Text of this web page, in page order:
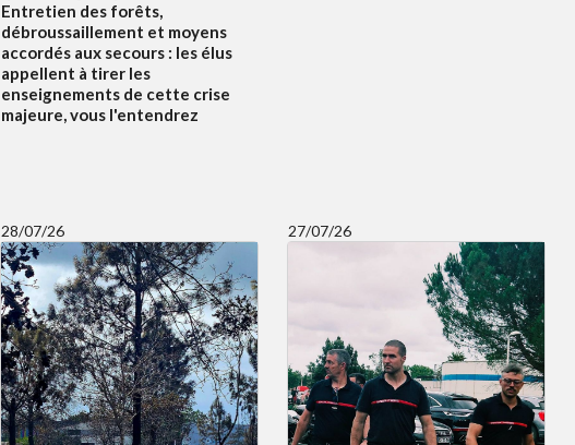
Entretien des forêts,
débroussaillement et moyens
accordés aux secours : les élus
appellent à tirer les
enseignements de cette crise
majeure, vous l'entendrez
28/07/26 27/07/26